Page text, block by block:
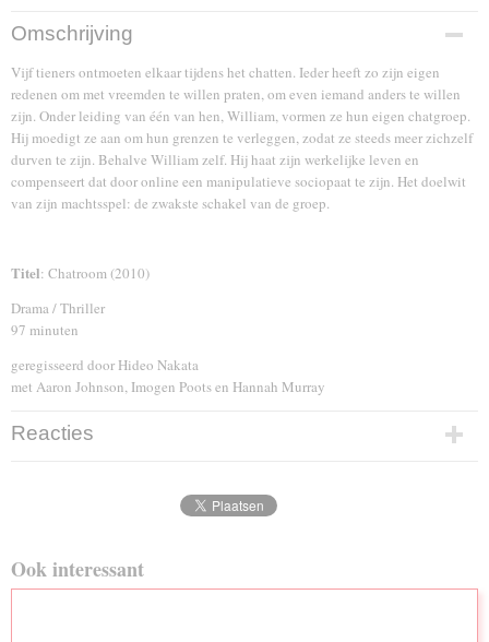
EAN code
8716777937051
Omschrijving
Vijf tieners ontmoeten elkaar tijdens het chatten. Ieder heeft zo zijn eigen
redenen om met vreemden te willen praten, om even iemand anders te willen
zijn. Onder leiding van één van hen, William, vormen ze hun eigen chatgroep.
Hij moedigt ze aan om hun grenzen te verleggen, zodat ze steeds meer zichzelf
durven te zijn. Behalve William zelf. Hij haat zijn werkelijke leven en
compenseert dat door online een manipulatieve sociopaat te zijn. Het doelwit
van zijn machtsspel: de zwakste schakel van de groep.
Titel: Chatroom (2010)
Drama / Thriller
97 minuten
geregisseerd door Hideo Nakata
met Aaron Johnson, Imogen Poots en Hannah Murray
Reacties
Ook interessant